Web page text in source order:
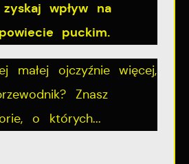
wpływ na
puckim.
małej ojczyźnie więcej,
Znasz
o których...